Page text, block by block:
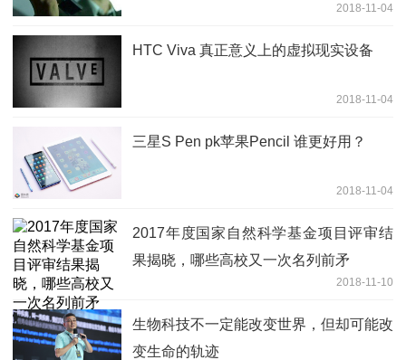
2018-11-04
HTC Viva 真正意义上的虚拟现实设备
2018-11-04
三星S Pen pk苹果Pencil 谁更好用？
2018-11-04
2017年度国家自然科学基金项目评审结
果揭晓，哪些高校又一次名列前矛
2018-11-10
生物科技不一定能改变世界，但却可能改
变生命的轨迹